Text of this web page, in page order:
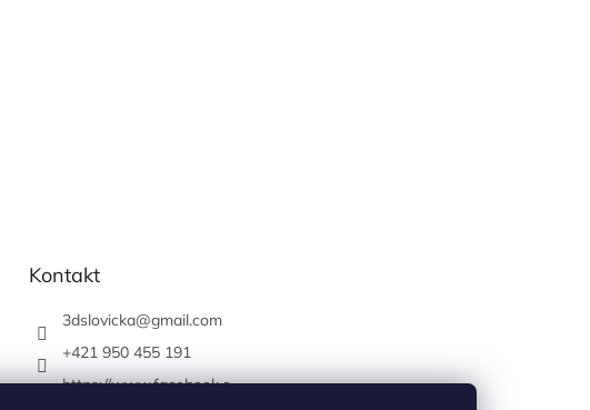
Kontakt
3dslovicka@gmail.com
+421 950 455 191
https://www.facebook.c